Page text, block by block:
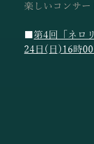
楽しいコンサー
第4回「ネロ
24日(日)16時